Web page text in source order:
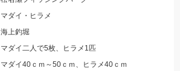
マダイ・ヒラメ
海上釣堀
マダイ二人で5枚、ヒラメ1匹
マダイ40ｃｍ～50ｃｍ、ヒラメ40ｃｍ